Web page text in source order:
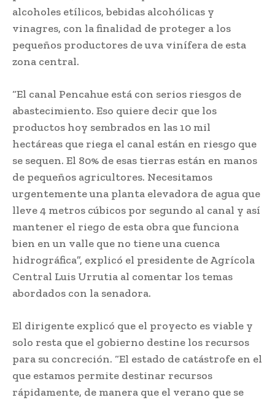
alcoholes etílicos, bebidas alcohólicas y
vinagres, con la finalidad de proteger a los
pequeños productores de uva vinífera de esta
zona central.
“El canal Pencahue está con serios riesgos de
abastecimiento. Eso quiere decir que los
productos hoy sembrados en las 10 mil
hectáreas que riega el canal están en riesgo que
se sequen. El 80% de esas tierras están en manos
de pequeños agricultores. Necesitamos
urgentemente una planta elevadora de agua que
lleve 4 metros cúbicos por segundo al canal y así
mantener el riego de esta obra que funciona
bien en un valle que no tiene una cuenca
hidrográfica”, explicó el presidente de Agrícola
Central Luis Urrutia al comentar los temas
abordados con la senadora.
El dirigente explicó que el proyecto es viable y
solo resta que el gobierno destine los recursos
para su concreción. “El estado de catástrofe en el
que estamos permite destinar recursos
rápidamente, de manera que el verano que se